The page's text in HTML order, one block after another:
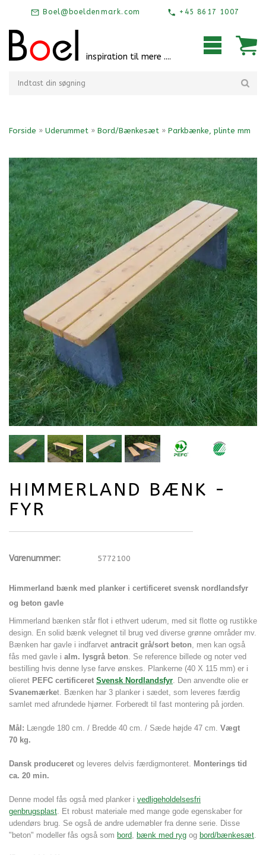
+45 8617 1007
Boel@boeldenmark.com
inspiration til mere ....
Forside » Uderummet » Bord/Bænkesæt » Parkbænke, plinte mm
HIMMERLAND BÆNK -
FYR
Varenummer: 5772100
Himmerland bænk med planker i certificeret svensk nordlandsfyr
og beton gavle
Himmerland bænken står flot i ethvert uderum, med sit flotte og rustikke
design. En solid bænk velegnet til brug ved diverse grønne områder mv.
Bænken har gavle i indfarvet antracit grå/sort beton, men kan også
fås med gavle i alm. lysgrå beton. Se reference billede og noter ved
bestilling hvis denne lyse farve ønskes. Plankerne (40 X 115 mm) er i
olieret PEFC certificeret Svensk Nordlandsfyr. Den anvendte olie er
Svanemærket. Bænken har 3 planker i sædet, som leveres færdig
samlet med afrundede hjørner. Forberedt til fast montering på jorden.
Mål: Længde 180 cm. / Bredde 40 cm. / Sæde højde 47 cm. Vægt
70 kg.
Dansk produceret og leveres delvis færdigmonteret. Monterings tid
ca. 20 min.
Denne model fås også med planker i vedligeholdelsesfri
genbrugsplast. Et robust materiale med mange gode egenskaber for
udendørs brug. Se også de andre udemøbler fra denne serie. Disse
"beton" modeller fås også som bord, bænk med ryg og bord/bænkesæt.